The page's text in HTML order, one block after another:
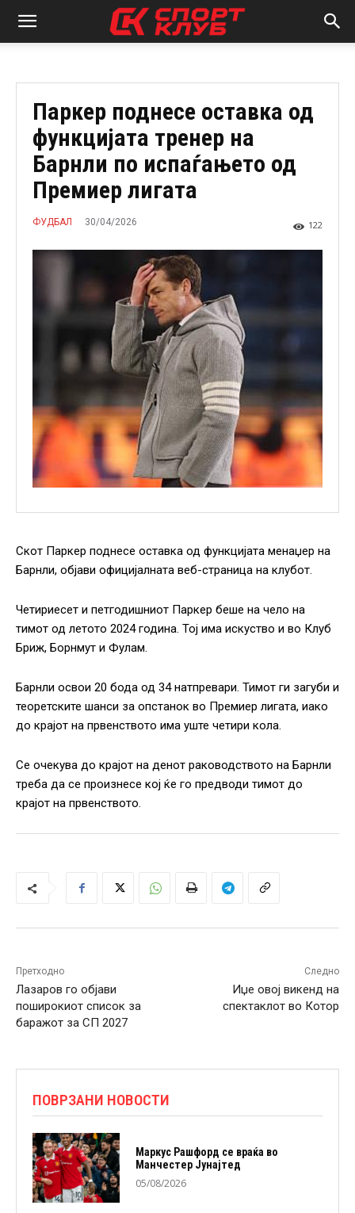
Паркер поднесе оставка од
функцијата тренер на
Барнли по испаѓањето од
Премиер лигата
ФУДБАЛ 30/04/2026 122
Скот Паркер поднесе оставка од функцијата менаџер на
Барнли, објави официјалната веб-страница на клубот.
Четириесет и петгодишниот Паркер беше на чело на
тимот од летото 2024 година. Тој има искуство и во Клуб
Бриж, Борнмут и Фулам.
Барнли освои 20 бода од 34 натпревари. Тимот ги загуби и
теоретските шанси за опстанок во Премиер лигата, иако
до крајот на првенството има уште четири кола.
Се очекува до крајот на денот раководството на Барнли
треба да се произнесе кој ќе го предводи тимот до
крајот на првенството.
Претходно
Лазаров го објави
поширокиот список за
баражот за СП 2027
Следно
Иџе овој викенд на
спектаклот во Котор
ПОВРЗАНИ НОВОСТИ
Маркус Рашфорд се враќа во
Манчестер Јунајтед
05/08/2026